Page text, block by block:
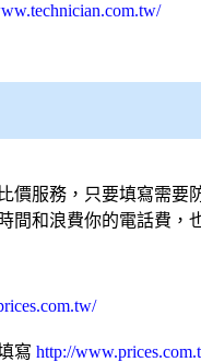
價服務，只要填寫需
間和浪費你的電話費，
寫 http://